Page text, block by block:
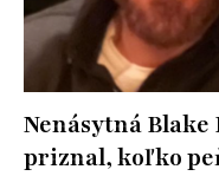
Nenásytná
priznal, koľko